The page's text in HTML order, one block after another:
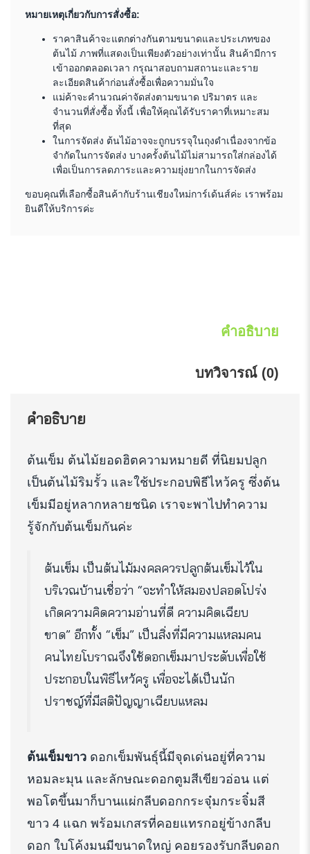
หมายเหตุเกี่ยวกับการสั่งซื้อ:
ราคาสินค้าจะแตกต่างกันตามขนาดและประเภทของ
ต้นไม้ ภาพที่แสดงเป็นเพียงตัวอย่างเท่านั้น สินค้ามีการ
เข้าออกตลอดเวลา กรุณาสอบถามสถานะและราย
ละเอียดสินค้าก่อนสั่งซื้อเพื่อความมั่นใจ
แม่ค้าจะคำนวณค่าจัดส่งตามขนาด ปริมาตร และ
จำนวนที่สั่งซื้อ ทั้งนี้ เพื่อให้คุณได้รับราคาที่เหมาะสม
ที่สุด
ในการจัดส่ง ต้นไม้อาจจะถูกบรรจุในถุงดำเนื่องจากข้อ
จำกัดในการจัดส่ง บางครั้งต้นไม้ไม่สามารถใส่กล่องได้
เพื่อเป็นการลดภาระและความยุ่งยากในการจัดส่ง
ขอบคุณที่เลือกซื้อสินค้ากับร้านเชียงใหม่การ์เด้นส์ค่ะ เราพร้อม
ยินดีให้บริการค่ะ
คำอธิบาย
บทวิจารณ์ (0)
คำอธิบาย
ต้นเข็ม ต้นไม้ยอดฮิตความหมายดี ที่นิยมปลูก
เป็นต้นไม้ริมรั้ว และใช้ประกอบพิธีไหว้ครู ซึ่งต้น
เข็มมีอยู่หลากหลายชนิด เราจะพาไปทำความ
รู้จักกับต้นเข็มกันค่ะ
ต้นเข็ม เป็นต้นไม้มงคลควรปลูกต้นเข็มไว้ใน
บริเวณบ้านเชื่อว่า “จะทำให้สมองปลอดโปร่ง
เกิดความคิดความอ่านที่ดี ความคิดเฉียบ
ขาด” อีกทั้ง “เข็ม” เป็นสิ่งที่มีความแหลมคน
คนไทยโบราณจึงใช้ดอกเข็มมาประดับเพื่อใช้
ประกอบในพิธีไหว้ครู เพื่อจะได้เป็นนัก
ปราชญ์ที่มีสติปัญญาเฉียบแหลม
ต้นเข็มขาว ดอกเข็มพันธุ์นี้มีจุดเด่นอยู่ที่ความ
หอมละมุน และลักษณะดอกตูมสีเขียวอ่อน แต่
พอโตขึ้นมาก็บานแผ่กลีบดอกกระจุ๋มกระจิ๋มสี
ขาว 4 แฉก พร้อมเกสรที่คอยแทรกอยู่ข้างกลีบ
ดอก ใบโค้งมนมีขนาดใหญ่ คอยรองรับกลีบดอก